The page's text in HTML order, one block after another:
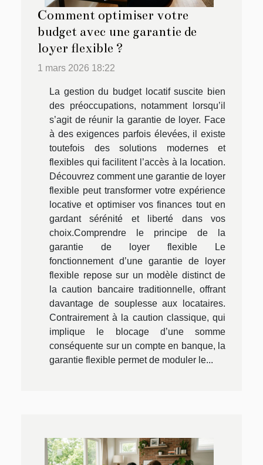
Comment optimiser votre
budget avec une garantie de
loyer flexible ?
1 mars 2026 18:22
La gestion du budget locatif suscite bien
des préoccupations, notamment lorsqu’il
s’agit de réunir la garantie de loyer. Face
à des exigences parfois élevées, il existe
toutefois des solutions modernes et
flexibles qui facilitent l’accès à la location.
Découvrez comment une garantie de loyer
flexible peut transformer votre expérience
locative et optimiser vos finances tout en
gardant sérénité et liberté dans vos
choix.Comprendre le principe de la
garantie de loyer flexible Le
fonctionnement d’une garantie de loyer
flexible repose sur un modèle distinct de
la caution bancaire traditionnelle, offrant
davantage de souplesse aux locataires.
Contrairement à la caution classique, qui
implique le blocage d’une somme
conséquente sur un compte en banque, la
garantie flexible permet de moduler le...